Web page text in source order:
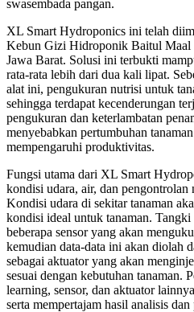
swasembada pangan.
XL Smart Hydroponics ini telah
Kebun Gizi Hidroponik Baitul
Jawa Barat. Solusi ini terbukti
rata-rata lebih dari dua kali lipat.
alat ini, pengukuran nutrisi untuk
sehingga terdapat kecenderungan
pengukuran dan keterlambatan
menyebabkan pertumbuhan
mempengaruhi produktivitas.
Fungsi utama dari XL Smart
kondisi udara, air, dan pengontrolan
Kondisi udara di sekitar tanaman
kondisi ideal untuk tanaman.
beberapa sensor yang akan
kemudian data-data ini akan diolah
sebagai aktuator yang akan
sesuai dengan kebutuhan tanaman.
learning, sensor, dan aktuator
serta mempertajam hasil analisis